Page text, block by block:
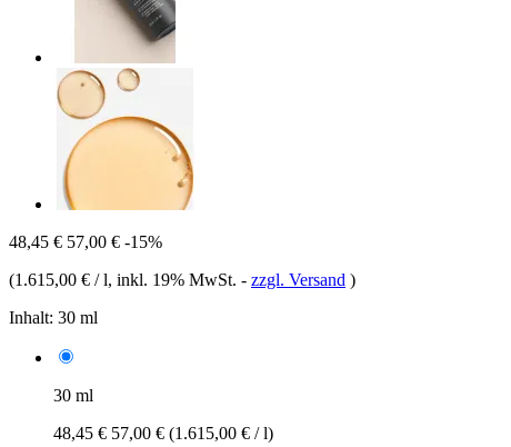
48,45 € 57,00 € -15%
(1.615,00 € / l, inkl. 19% MwSt. - zzgl. Versand )
Inhalt: 30 ml
30 ml
48,45 € 57,00 € (1.615,00 € / l)